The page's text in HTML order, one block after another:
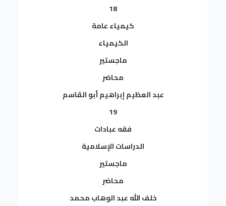
18
كيمياء عامة
الكيمياء
ماجستير
محاضر
عبد العظيم إبراهيم أبو القاسم
19
فقه عبادات
الدراسات الإسلامية
ماجستير
محاضر
خلف الله عبد الوهاب محمد